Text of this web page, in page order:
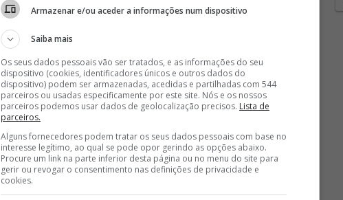
Armazenar e/ou aceder a informações num dispositivo
Saiba mais
Os seus dados pessoais vão ser tratados, e as informações do seu
dispositivo (cookies, identificadores únicos e outros dados do
dispositivo) podem ser armazenadas, acedidas e partilhadas com 544
parceiros ou usadas especificamente por este site. Nós e os nossos
parceiros podemos usar dados de geolocalização precisos. Lista de
parceiros.
Alguns fornecedores podem tratar os seus dados pessoais com base no
interesse legítimo, ao qual se pode opor gerindo as opções abaixo.
Procure um link na parte inferior desta página ou no menu do site para
gerir ou revogar o consentimento nas definições de privacidade e
cookies.